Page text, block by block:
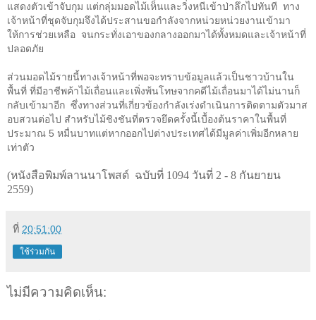
แสดงตัวเข้าจับกุม แต่กลุ่มมอดไม้เห็นและวิ่งหนีเข้าป่าลึกไปทันที ทาง
เจ้าหน้าที่ชุดจับกุมจึงได้ประสานขอกำลังจากหน่วยหน่วยงานเข้ามา
ให้การช่วยเหลือ จนกระทั่งเอาของกลางออกมาได้ทั้งหมดและเจ้าหน้าที่
ปลอดภัย
ส่วนมอดไม้รายนี้ทางเจ้าหน้าที่พอจะทราบข้อมูลแล้วเป็นชาวบ้านใน
พื้นที่ ที่มีอาชีพค้าไม้เถื่อนและเพิ่งพ้นโทษจากคดีไม้เถื่อนมาได้ไม่นานก็
กลับเข้ามาอีก ซึ่งทางส่วนที่เกี่ยวข้องกำลังเร่งดำเนินการติดตามตัวมาส
อบสวนต่อไป สำหรับไม้ชิงชันที่ตรวจยึดครั้งนี้เบื้องต้นราคาในพื้นที่
ประมาณ 5 หมื่นบาทแต่หากออกไปต่างประเทศได้มีมูลค่าเพิ่มอีกหลาย
เท่าตัว
(หนังสือพิมพ์ลานนาโพสต์ ฉบับที่ 1094 วันที่ 2 - 8 กันยายน
2559)
ที่ 20:51:00
ใช้ร่วมกัน
ไม่มีความคิดเห็น: